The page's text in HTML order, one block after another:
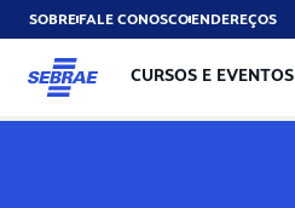
SOBREFALE CONOSCOENDEREÇOS
CURSOS E EVENTOS